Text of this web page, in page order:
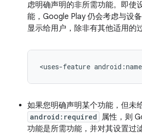
虑明确声明的非所需功能。即使
能，Google Play 仍会考虑与设
显示给用户，除非有其他适用的
<uses-feature
如果您明确声明某个功能，但未
android:required 属性，则
功能是所需功能，并对其设置过滤